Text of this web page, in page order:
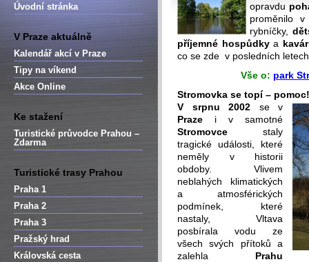
Úvodní stránka
V Praze aktuálně
Kalendář akcí v Praze
Tipy na víkend
Akce Online
Ke stažení
Turistické průvodce Prahou –
Zdarma
Turistické trasy Prahou
Praha 1
Praha 2
Praha 3
Pražský hrad
Královská cesta
opravdu
proměnilo
rybníčky,
příjemné hospůdkya
co se zde v posledních
Vše o: park
Stromovka se topí – pomoc!
V srpnu 2002 se v
Praze i v samotné
Stromovce staly
tragické události, které
neměly v historii
obdoby. Vlivem
neblahých klimatických
a atmosférických
podmínek, které
nastaly, Vltava
posbírala vodu ze
všech svých přítoků a
zalehla Prahu